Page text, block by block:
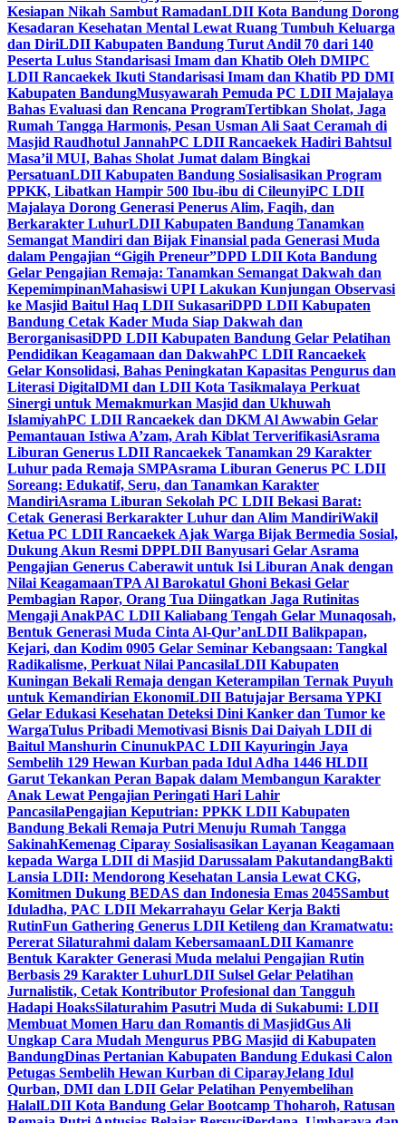
Kesiapan Nikah Sambut RamadanLDII Kota Bandung Dorong
Kesadaran Kesehatan Mental Lewat Ruang Tumbuh Keluarga
dan DiriLDII Kabupaten Bandung Turut Andil 70 dari 140
Peserta Lulus Standarisasi Imam dan Khatib Oleh DMIPC
LDII Rancaekek Ikuti Standarisasi Imam dan Khatib PD DMI
Kabupaten BandungMusyawarah Pemuda PC LDII Majalaya
Bahas Evaluasi dan Rencana ProgramTertibkan Sholat, Jaga
Rumah Tangga Harmonis, Pesan Usman Ali Saat Ceramah di
Masjid Raudhotul JannahPC LDII Rancaekek Hadiri Bahtsul
Masa’il MUI, Bahas Sholat Jumat dalam Bingkai
PersatuanLDII Kabupaten Bandung Sosialisasikan Program
PPKK, Libatkan Hampir 500 Ibu-ibu di CileunyiPC LDII
Majalaya Dorong Generasi Penerus Alim, Faqih, dan
Berkarakter LuhurLDII Kabupaten Bandung Tanamkan
Semangat Mandiri dan Bijak Finansial pada Generasi Muda
dalam Pengajian “Gigih Preneur”DPD LDII Kota Bandung
Gelar Pengajian Remaja: Tanamkan Semangat Dakwah dan
KepemimpinanMahasiswi UPI Lakukan Kunjungan Observasi
ke Masjid Baitul Haq LDII SukasariDPD LDII Kabupaten
Bandung Cetak Kader Muda Siap Dakwah dan
BerorganisasiDPD LDII Kabupaten Bandung Gelar Pelatihan
Pendidikan Keagamaan dan DakwahPC LDII Rancaekek
Gelar Konsolidasi, Bahas Peningkatan Kapasitas Pengurus dan
Literasi DigitalDMI dan LDII Kota Tasikmalaya Perkuat
Sinergi untuk Memakmurkan Masjid dan Ukhuwah
IslamiyahPC LDII Rancaekek dan DKM Al Awwabin Gelar
Pemantauan Istiwa A’zam, Arah Kiblat TerverifikasiAsrama
Liburan Generus LDII Rancaekek Tanamkan 29 Karakter
Luhur pada Remaja SMPAsrama Liburan Generus PC LDII
Soreang: Edukatif, Seru, dan Tanamkan Karakter
MandiriAsrama Liburan Sekolah PC LDII Bekasi Barat:
Cetak Generasi Berkarakter Luhur dan Alim MandiriWakil
Ketua PC LDII Rancaekek Ajak Warga Bijak Bermedia Sosial,
Dukung Akun Resmi DPPLDII Banyusari Gelar Asrama
Pengajian Generus Caberawit untuk Isi Liburan Anak dengan
Nilai KeagamaanTPA Al Barokatul Ghoni Bekasi Gelar
Pembagian Rapor, Orang Tua Diingatkan Jaga Rutinitas
Mengaji AnakPAC LDII Kaliabang Tengah Gelar Munaqosah,
Bentuk Generasi Muda Cinta Al-Qur’anLDII Balikpapan,
Kejari, dan Kodim 0905 Gelar Seminar Kebangsaan: Tangkal
Radikalisme, Perkuat Nilai PancasilaLDII Kabupaten
Kuningan Bekali Remaja dengan Keterampilan Ternak Puyuh
untuk Kemandirian EkonomiLDII Batujajar Bersama YPKI
Gelar Edukasi Kesehatan Deteksi Dini Kanker dan Tumor ke
WargaTulus Pribadi Memotivasi Bisnis Dai Daiyah LDII di
Baitul Manshurin CinunukPAC LDII Kayuringin Jaya
Sembelih 129 Hewan Kurban pada Idul Adha 1446 HLDII
Garut Tekankan Peran Bapak dalam Membangun Karakter
Anak Lewat Pengajian Peringati Hari Lahir
PancasilaPengajian Keputrian: PPKK LDII Kabupaten
Bandung Bekali Remaja Putri Menuju Rumah Tangga
SakinahKemenag Ciparay Sosialisasikan Layanan Keagamaan
kepada Warga LDII di Masjid Darussalam PakutandangBakti
Lansia LDII: Mendorong Kesehatan Lansia Lewat CKG,
Komitmen Dukung BEDAS dan Indonesia Emas 2045Sambut
Iduladha, PAC LDII Mekarrahayu Gelar Kerja Bakti
RutinFun Gathering Generus LDII Ketileng dan Kramatwatu:
Pererat Silaturahmi dalam KebersamaanLDII Kamanre
Bentuk Karakter Generasi Muda melalui Pengajian Rutin
Berbasis 29 Karakter LuhurLDII Sulsel Gelar Pelatihan
Jurnalistik, Cetak Kontributor Profesional dan Tangguh
Hadapi HoaksSilaturahim Pasutri Muda di Sukabumi: LDII
Membuat Momen Haru dan Romantis di MasjidGus Ali
Ungkap Cara Mudah Mengurus PBG Masjid di Kabupaten
BandungDinas Pertanian Kabupaten Bandung Edukasi Calon
Petugas Sembelih Hewan Kurban di CiparayJelang Idul
Qurban, DMI dan LDII Gelar Pelatihan Penyembelihan
HalalLDII Kota Bandung Gelar Bootcamp Thoharoh, Ratusan